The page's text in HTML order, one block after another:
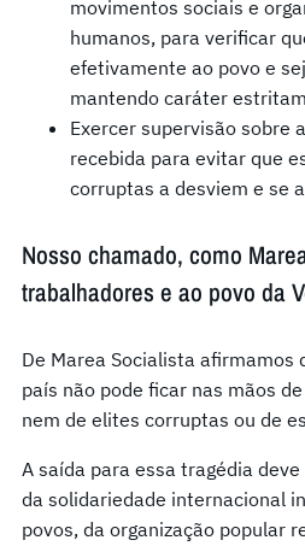
movimentos sociais e
humanos, para verificar
efetivamente ao povo e
mantendo caráter
Exercer supervisão sobre
recebida para evitar que
corruptas a desviem e se
Nosso chamado, como
trabalhadores e ao povo da
De Marea Socialista afirmamos
país não pode ficar nas mãos
nem de elites corruptas ou de
A saída para essa tragédia
da solidariedade internacional
povos, da organização popular